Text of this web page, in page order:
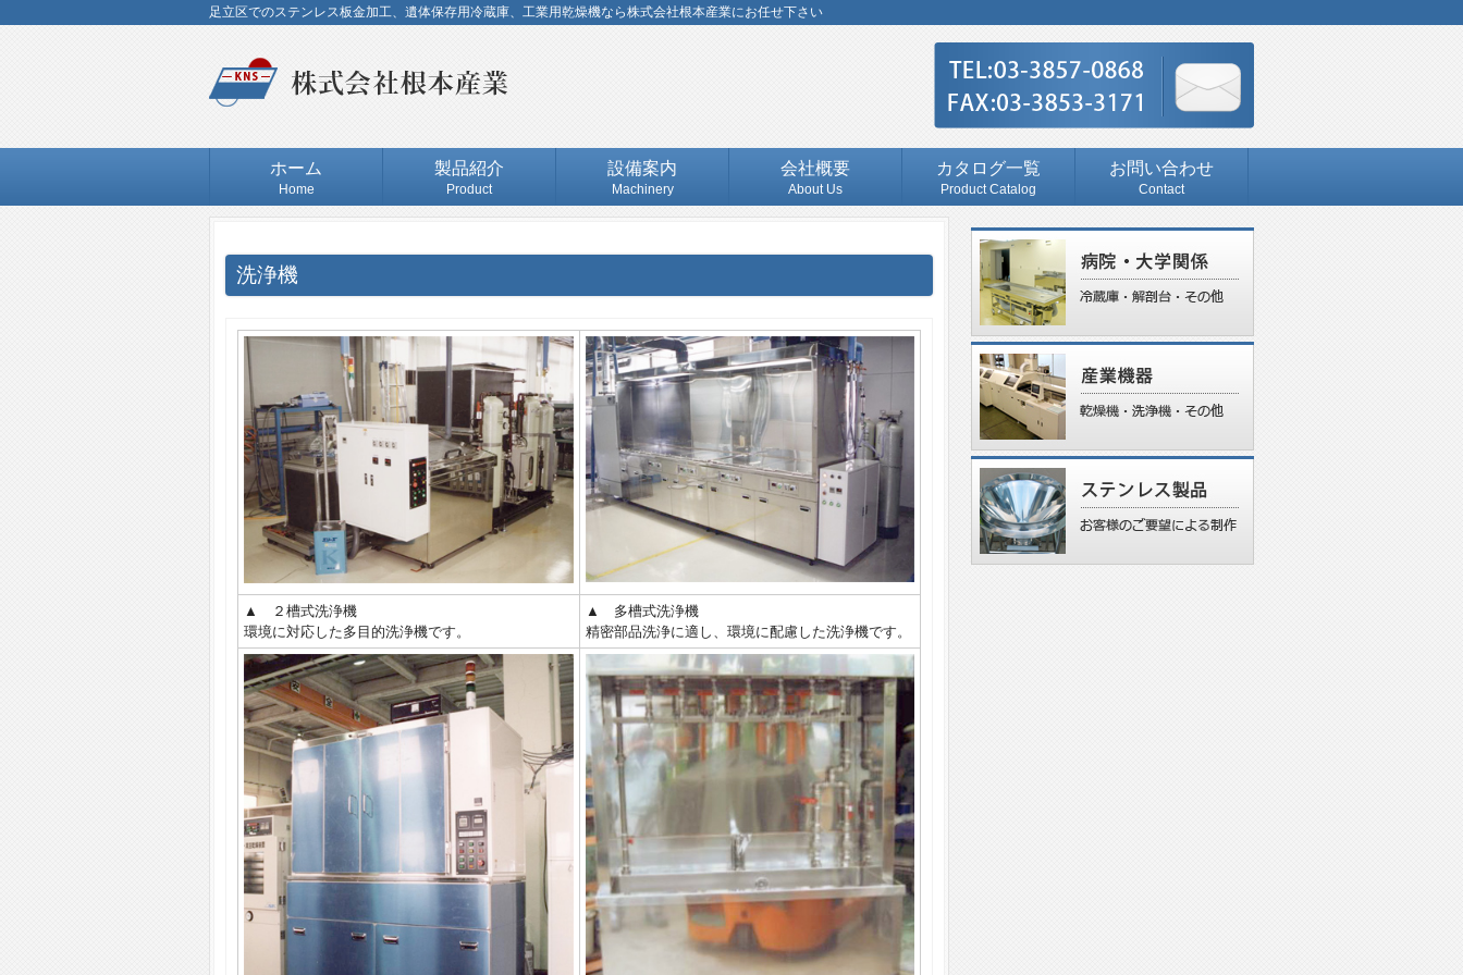
足立区でのステンレス板金加工、遺体保存用冷蔵庫、工業用乾燥機なら株式会社根本産業にお任せ下さい
ホーム
Home
製品紹介
Product
設備案内
Machinery
会社概要
About Us
カタログ一覧
Product Catalog
お問い合わせ
Contact
洗浄機
▲ ２槽式洗浄機
環境に対応した多目的洗浄機です。
▲ 多槽式洗浄機
精密部品洗浄に適し、環境に配慮した洗浄機です。